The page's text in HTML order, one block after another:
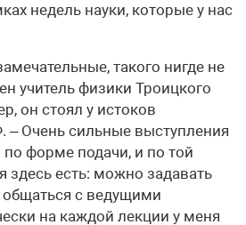
недель науки, которые у нас
такого нигде не
учитель физики Троицкого
он стоял у истоков
Очень сильные выступления
форме подачи, и по той
здесь есть: можно задавать
с ведущими
на каждой лекции у меня